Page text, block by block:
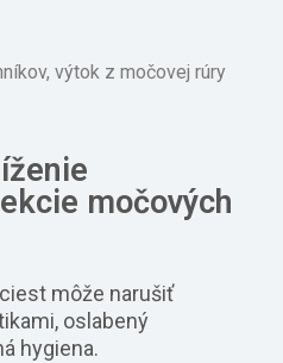
výtok z močovej rúry
močových
môže narušiť
oslabený
hygiena.